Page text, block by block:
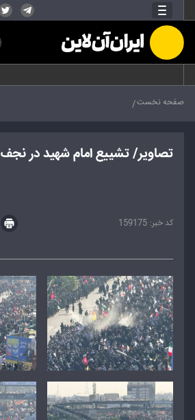
صفحه نخست
تصاویر/ تشییع امام شهید در نجف
159175